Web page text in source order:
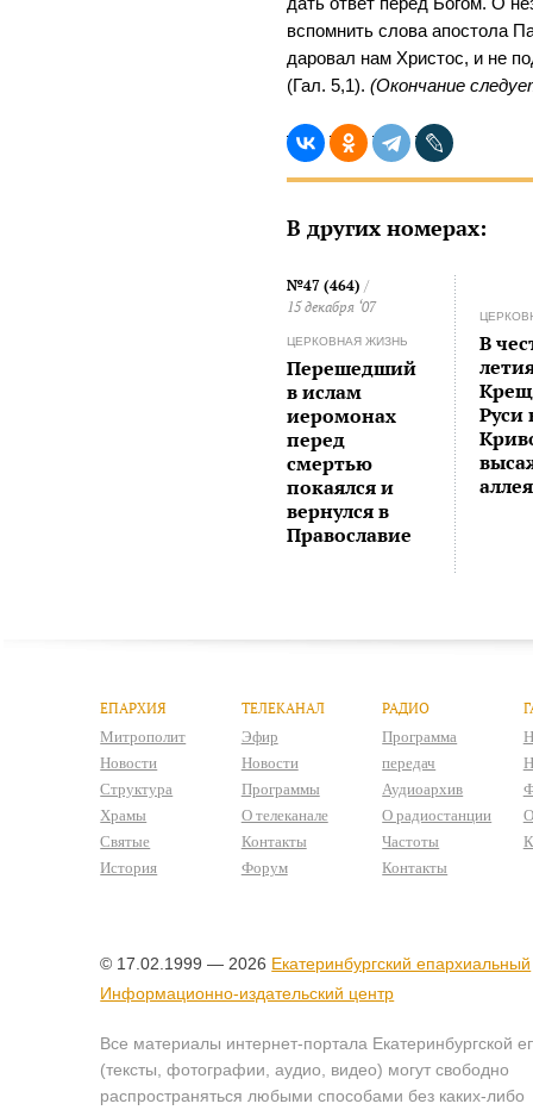
вспомнить слова апостола
даровал нам Христос, и не
(Гал. 5,1).(Окончание
В других номерах:
№47 (464) /
15 декабря ‘07
ЦЕРКОВНАЯ ЖИЗНЬ
Перешедший
в ислам
иеромонах
перед
смертью
покаялся и
вернулся в
Православие
В
Руси
аллея
ЕПАРХИЯ
Митрополит
Новости
Структура
Храмы
Святые
История
ТЕЛЕКАНАЛ
Эфир
Новости
Программы
О телеканале
Контакты
Форум
РАДИО
Программа
передач
Аудиоархив
О радиостанции
Частоты
Контакты
© 17.02.1999 — 2026 Екатеринбургский епархиальный
Информационно-издательский центр
Все материалы интернет-портала Екатеринбургской
(тексты, фотографии, аудио, видео) могут свободно
распространяться любыми способами без каких-либо